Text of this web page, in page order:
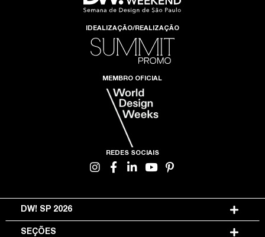
IDEALIZAÇÃO/REALIZAÇÃO
MEMBRO OFICIAL
REDES SOCIAIS
DW! SP 2026
SEÇÕES